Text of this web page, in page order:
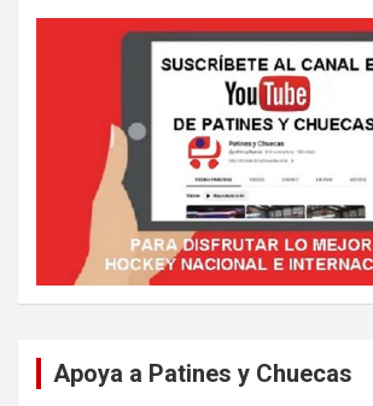
Apoya a Patines y Chuecas